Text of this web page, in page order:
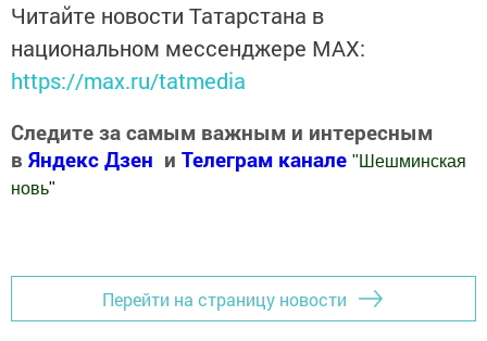
Читайте новости Татарстана в
национальном мессенджере MАХ:
https://max.ru/tatmedia
Следите за самым важным и интересным
в Яндекс Дзен и Телеграм канале "Шешминская
новь"
Перейти на страницу новости